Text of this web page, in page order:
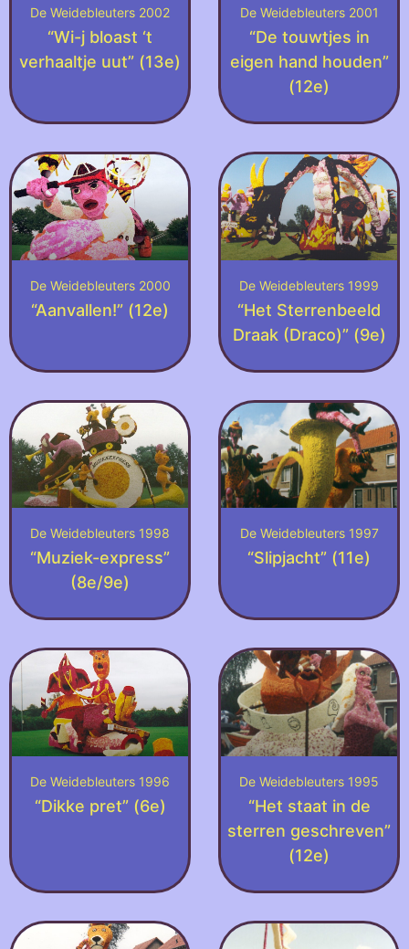
De Weidebleuters 2002
“Wi-j bloast ‘t
verhaaltje uut” (13e)
De Weidebleuters 2001
“De touwtjes in
eigen hand houden”
(12e)
De Weidebleuters 2000
“Aanvallen!” (12e)
De Weidebleuters 1999
“Het Sterrenbeeld
Draak (Draco)” (9e)
De Weidebleuters 1998
“Muziek-express”
(8e/9e)
De Weidebleuters 1997
“Slipjacht” (11e)
De Weidebleuters 1996
“Dikke pret” (6e)
De Weidebleuters 1995
“Het staat in de
sterren geschreven”
(12e)